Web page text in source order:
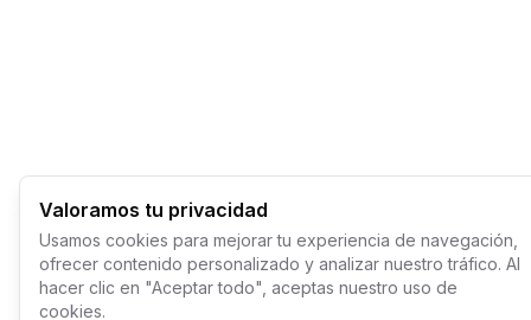
Valoramos tu privacidad
Usamos cookies para mejorar tu experiencia de navegación,
ofrecer contenido personalizado y analizar nuestro tráfico. Al
hacer clic en "Aceptar todo", aceptas nuestro uso de
cookies.